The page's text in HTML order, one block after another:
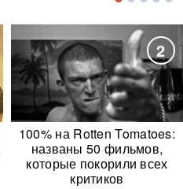
2
100% на Rotten Tomatoes:
названы 50 фильмов,
которые покорили всех
критиков